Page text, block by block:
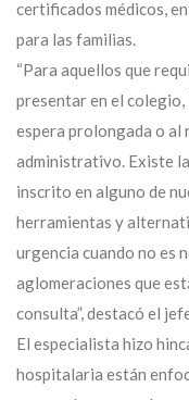
certificados médicos,
para las familias.
“Para aquellos que
presentar en el colegio,
espera prolongada o
administrativo. Existe
inscrito en alguno de
herramientas y
urgencia cuando no es
aglomeraciones que
consulta”, destacó el
El especialista hizo
hospitalaria están